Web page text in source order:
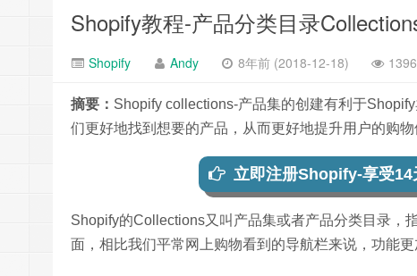
Shopify教程-产品分类目录
Shopify Andy 8年前 (2018-12-18)
摘要： Shopify collections-产品集的创建有利于
们更好地找到想要的产品，从而更好地提升用户的购物
立即注册Shopify-享受
Shopify的Collections又叫产品集或者产品分类目录，
面，相比我们平常网上购物看到的导航栏来说，功能